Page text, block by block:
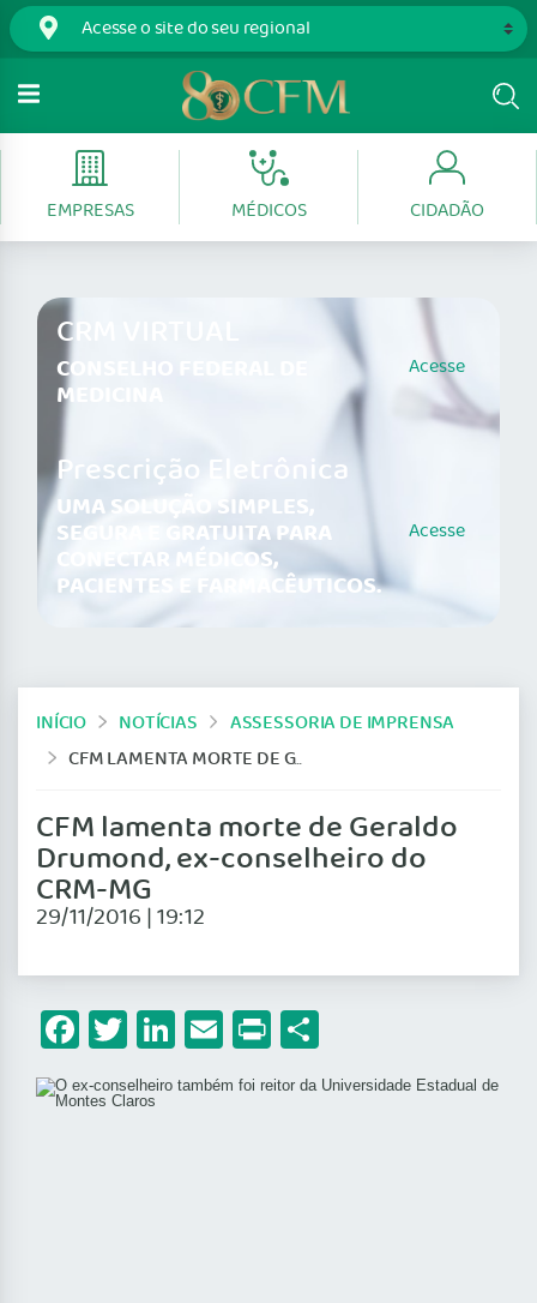
EMPRESAS MÉDICOS CIDADÃO
CRM VIRTUAL
CONSELHO FEDERAL DE
MEDICINA
Acesse
Prescrição Eletrônica
UMA SOLUÇÃO SIMPLES,
SEGURA E GRATUITA PARA
CONECTAR MÉDICOS,
PACIENTES E FARMACÊUTICOS.
Acesse
INÍCIO NOTÍCIAS
ASSESSORIA DE IMPRENSA
CFM LAMENTA MORTE DE GERALDO DRUMOND, EX-CONSELHEIRO DO CRM-MG
CFM lamenta morte de Geraldo
Drumond, ex-conselheiro do
CRM-MG
29/11/2016 | 19:12
Facebook
Twitter
LinkedIn
Email
Print